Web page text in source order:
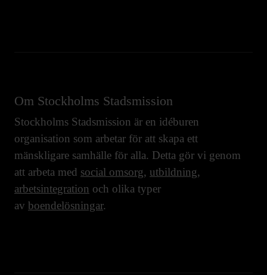
Om Stockholms Stadsmission
Stockholms Stadsmission är en idéburen
organisation som arbetar för att skapa ett
mänskligare samhälle för alla. Detta gör vi genom
att arbeta med social omsorg, utbildning,
arbetsintegration och olika typer
av boendelösningar.